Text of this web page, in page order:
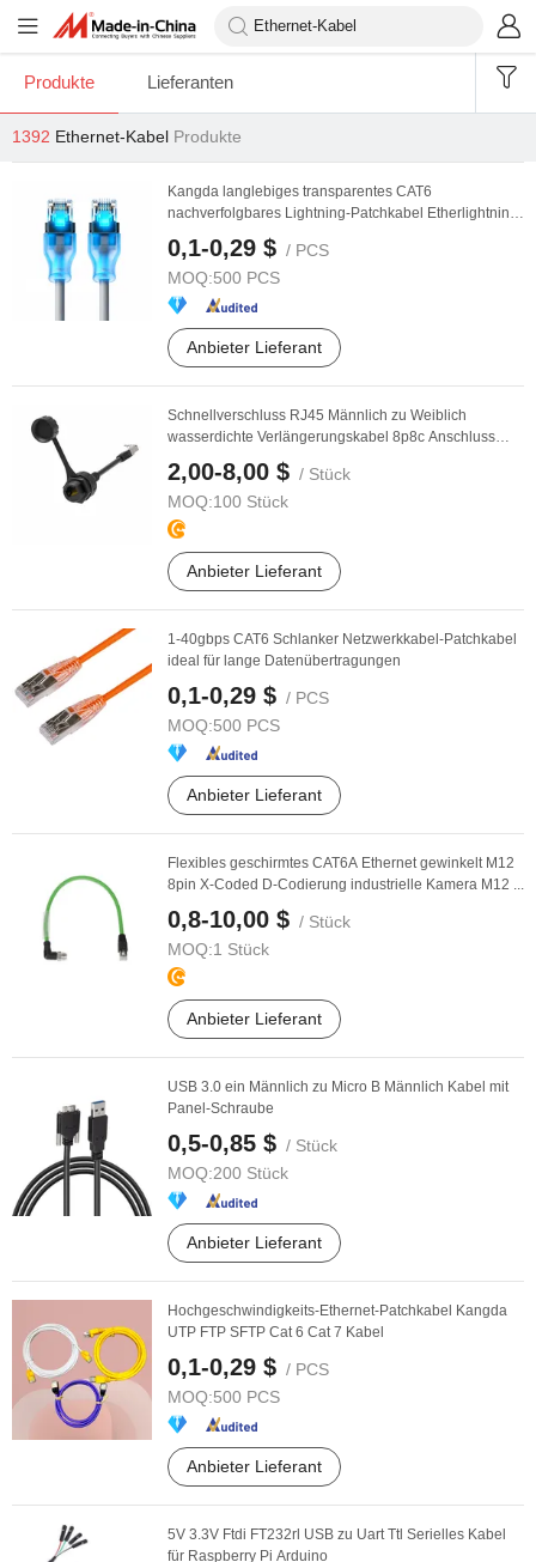
Produkte Lieferanten
1392 Ethernet-Kabel Produkte
Kangda langlebiges transparentes CAT6
nachverfolgbares Lightning-Patchkabel Etherlightning
0,1-0,29 $ / PCS
MOQ:500 PCS
Anbieter Lieferant
Schnellverschluss RJ45 Männlich zu Weiblich
wasserdichte Verlängerungskabel 8p8c Anschluss
2,00-8,00 $ / Stück
MOQ:100 Stück
Anbieter Lieferant
1-40gbps CAT6 Schlanker Netzwerkkabel-Patchkabel
ideal für lange Datenübertragungen
0,1-0,29 $ / PCS
MOQ:500 PCS
Anbieter Lieferant
Flexibles geschirmtes CAT6A Ethernet gewinkelt M12
8pin X-Coded D-Codierung industrielle Kamera M12 ...
0,8-10,00 $ / Stück
MOQ:1 Stück
Anbieter Lieferant
USB 3.0 ein Männlich zu Micro B Männlich Kabel mit
Panel-Schraube
0,5-0,85 $ / Stück
MOQ:200 Stück
Anbieter Lieferant
Hochgeschwindigkeits-Ethernet-Patchkabel Kangda
UTP FTP SFTP Cat 6 Cat 7 Kabel
0,1-0,29 $ / PCS
MOQ:500 PCS
Anbieter Lieferant
5V 3.3V Ftdi FT232rl USB zu Uart Ttl Serielles Kabel
für Raspberry Pi Arduino